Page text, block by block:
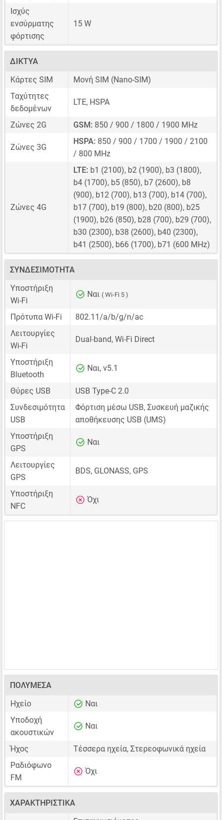
Ισχύς
ενσύρματης
φόρτισης
15 W
ΔΊΚΤΥΑ
Κάρτες SIM
Μονή SIM (Nano-SIM)
Ταχύτητες
δεδομένων
LTE, HSPA
Ζώνες 2G GSM: 850 / 900 / 1800 / 1900 MHz
Ζώνες 3G
HSPA: 850 / 900 / 1700 / 1900 / 2100
/ 800 MHz
Ζώνες 4G
LTE: b1 (2100), b2 (1900), b3 (1800),
b4 (1700), b5 (850), b7 (2600), b8
(900), b12 (700), b13 (700), b14 (700),
b17 (700), b19 (800), b20 (800), b25
(1900), b26 (850), b28 (700), b29 (700),
b30 (2300), b38 (2600), b40 (2300),
b41 (2500), b66 (1700), b71 (600 MHz)
ΣΥΝΔΕΣΙΜΌΤΗΤΑ
Υποστήριξη
Wi-Fi
Ναι ( Wi-Fi 5 )
Πρότυπα Wi-Fi
802.11/a/b/g/n/ac
Λειτουργίες
Wi-Fi
Dual-band, Wi-Fi Direct
Υποστήριξη
Bluetooth
Ναι, v5.1
Θύρες USB
USB Type-C 2.0
Συνδεσιμότητα
USB
Φόρτιση μέσω USB, Συσκευή μαζικής
αποθήκευσης USB (UMS)
Υποστήριξη
GPS
Ναι
Λειτουργίες
GPS
BDS, GLONASS, GPS
Υποστήριξη
NFC
Όχι
ΠΟΛΥΜΈΣΑ
Ηχείο
Ναι
Υποδοχή
ακουστικών
Ναι
Ήχος
Τέσσερα ηχεία, Στερεοφωνικά ηχεία
Ραδιόφωνο
FM
Όχι
ΧΑΡΑΚΤΗΡΙΣΤΙΚΆ